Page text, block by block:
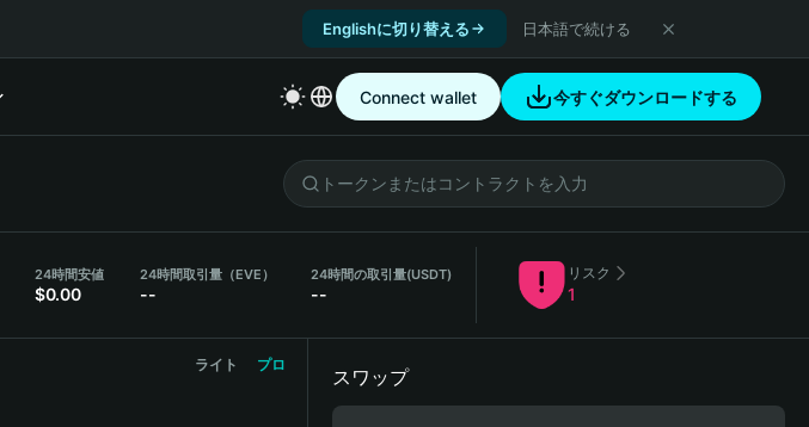
Englishに切り替える 日本語で続ける
Connect wallet 今すぐダウンロードする
24時間安値
$0.00
24時間取引量（EVE）
--
24時間の取引量(USDT)
--
リスク
1
ライト プロ
スワップ